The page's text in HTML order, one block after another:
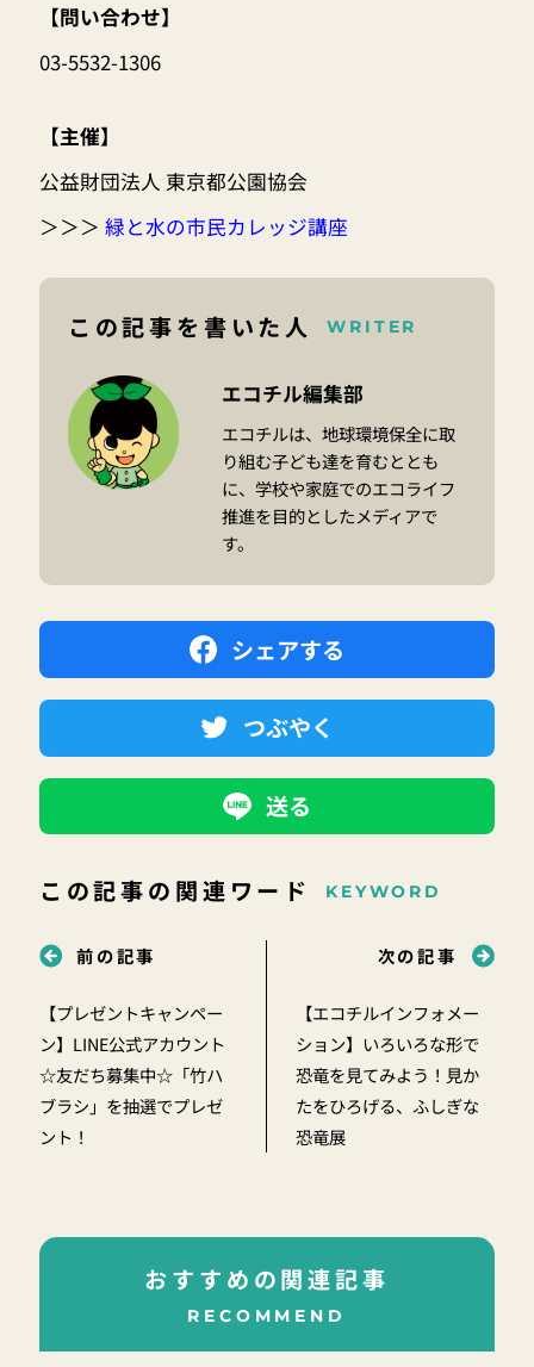
【問い合わせ】
03-5532-1306
【主催】
公益財団法人 東京都公園協会
＞＞＞ 緑と水の市民カレッジ講座
この記事を書いた人 WRITER
エコチル編集部
エコチルは、地球環境保全に取
り組む子ども達を育むととも
に、学校や家庭でのエコライフ
推進を目的としたメディアで
す。
シェアする
つぶやく
送る
この記事の関連ワード KEYWORD
前の記事
【プレゼントキャンペー
ン】LINE公式アカウント
☆友だち募集中☆「竹ハ
ブラシ」を抽選でプレゼ
ント！
次の記事
【エコチルインフォメー
ション】いろいろな形で
恐竜を見てみよう！見か
たをひろげる、ふしぎな
恐竜展
おすすめの関連記事
RECOMMEND